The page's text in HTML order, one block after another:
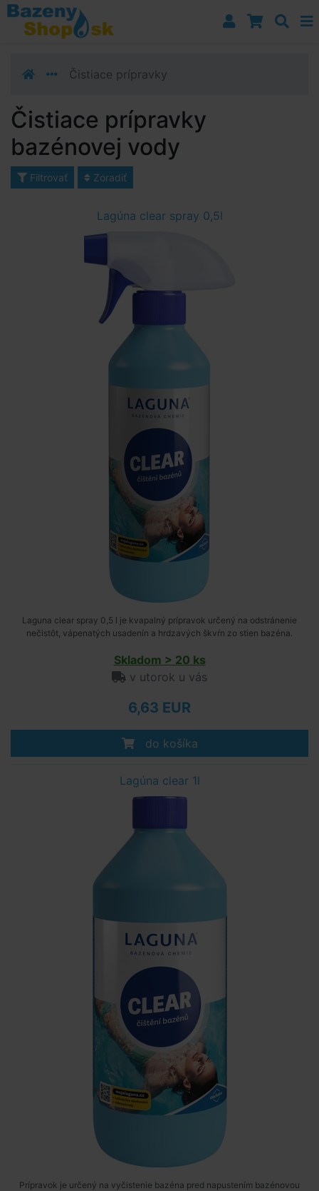
Prejsť k navigácii
Prejsť na obsah
Prejsť k bočnému stĺpci
Čistiace prípravky
Čistiace prípravky
bazénovej vody
Filtrovať Zoradiť
Lagúna clear spray 0,5l
Laguna clear spray 0,5 l je kvapalný prípravok určený na odstránenie
nečistôt, vápenatých usadenín a hrdzavých škvŕn zo stien bazéna.
Skladom > 20 ks
v utorok u vás
6,63 EUR
do košíka
Lagúna clear 1l
Prípravok je určený na vyčistenie bazéna pred napustením bazénovou